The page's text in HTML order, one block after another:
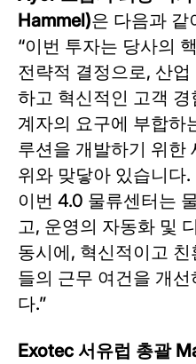
Hammel)은 다음과 같
“이번 투자는 당사의
전략적 결정으로, 산
하고 혁신적인 고객
계자의 요구에 부합하
루션을 개발하기 위한
위와 맞닿아 있습니다.
이번 4.0 물류센터는
고, 운영의 자동화 및
동시에, 혁신적이고
들의 근무 여건을 개
다.”
Exotec 서유럽 총괄